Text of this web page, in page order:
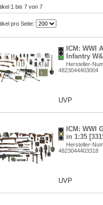
1 bis 7 von 7
pro Seite:
ICM: WWI
Infantry
Hersteller-
4823044403004
UVP
ICM: WWI
in 1:35
Hersteller-
4823044403318
UVP